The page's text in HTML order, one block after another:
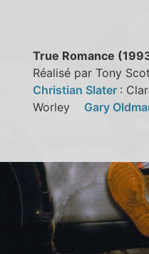
True Romance
Réalisé par Tony
Christian Slater :
Worley Gary